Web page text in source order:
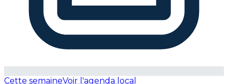
Cette semaineVoir l'agenda local